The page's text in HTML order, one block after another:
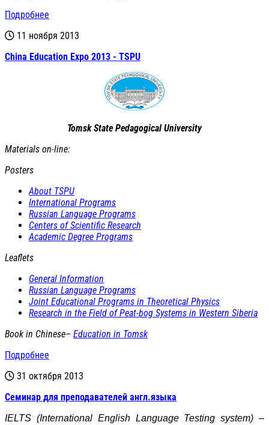
Подробнее
11 ноября 2013
China Education Expo 2013 - TSPU
Tomsk State Pedagogical University
Materials on-line:
Posters
About TSPU
International Programs
Russian Language Programs
Centers of Scientific Research
Academic Degree Programs
Leaflets
General Information
Russian Language Programs
Joint Educational Programs in Theoretical Physics
Research in the Field of Peat-bog Systems in Western Siberia
Book in Chinese– Education in Tomsk
Подробнее
31 октября 2013
Cеминар для преподавателей англ.языка
IELTS (International English Language Testing system) –